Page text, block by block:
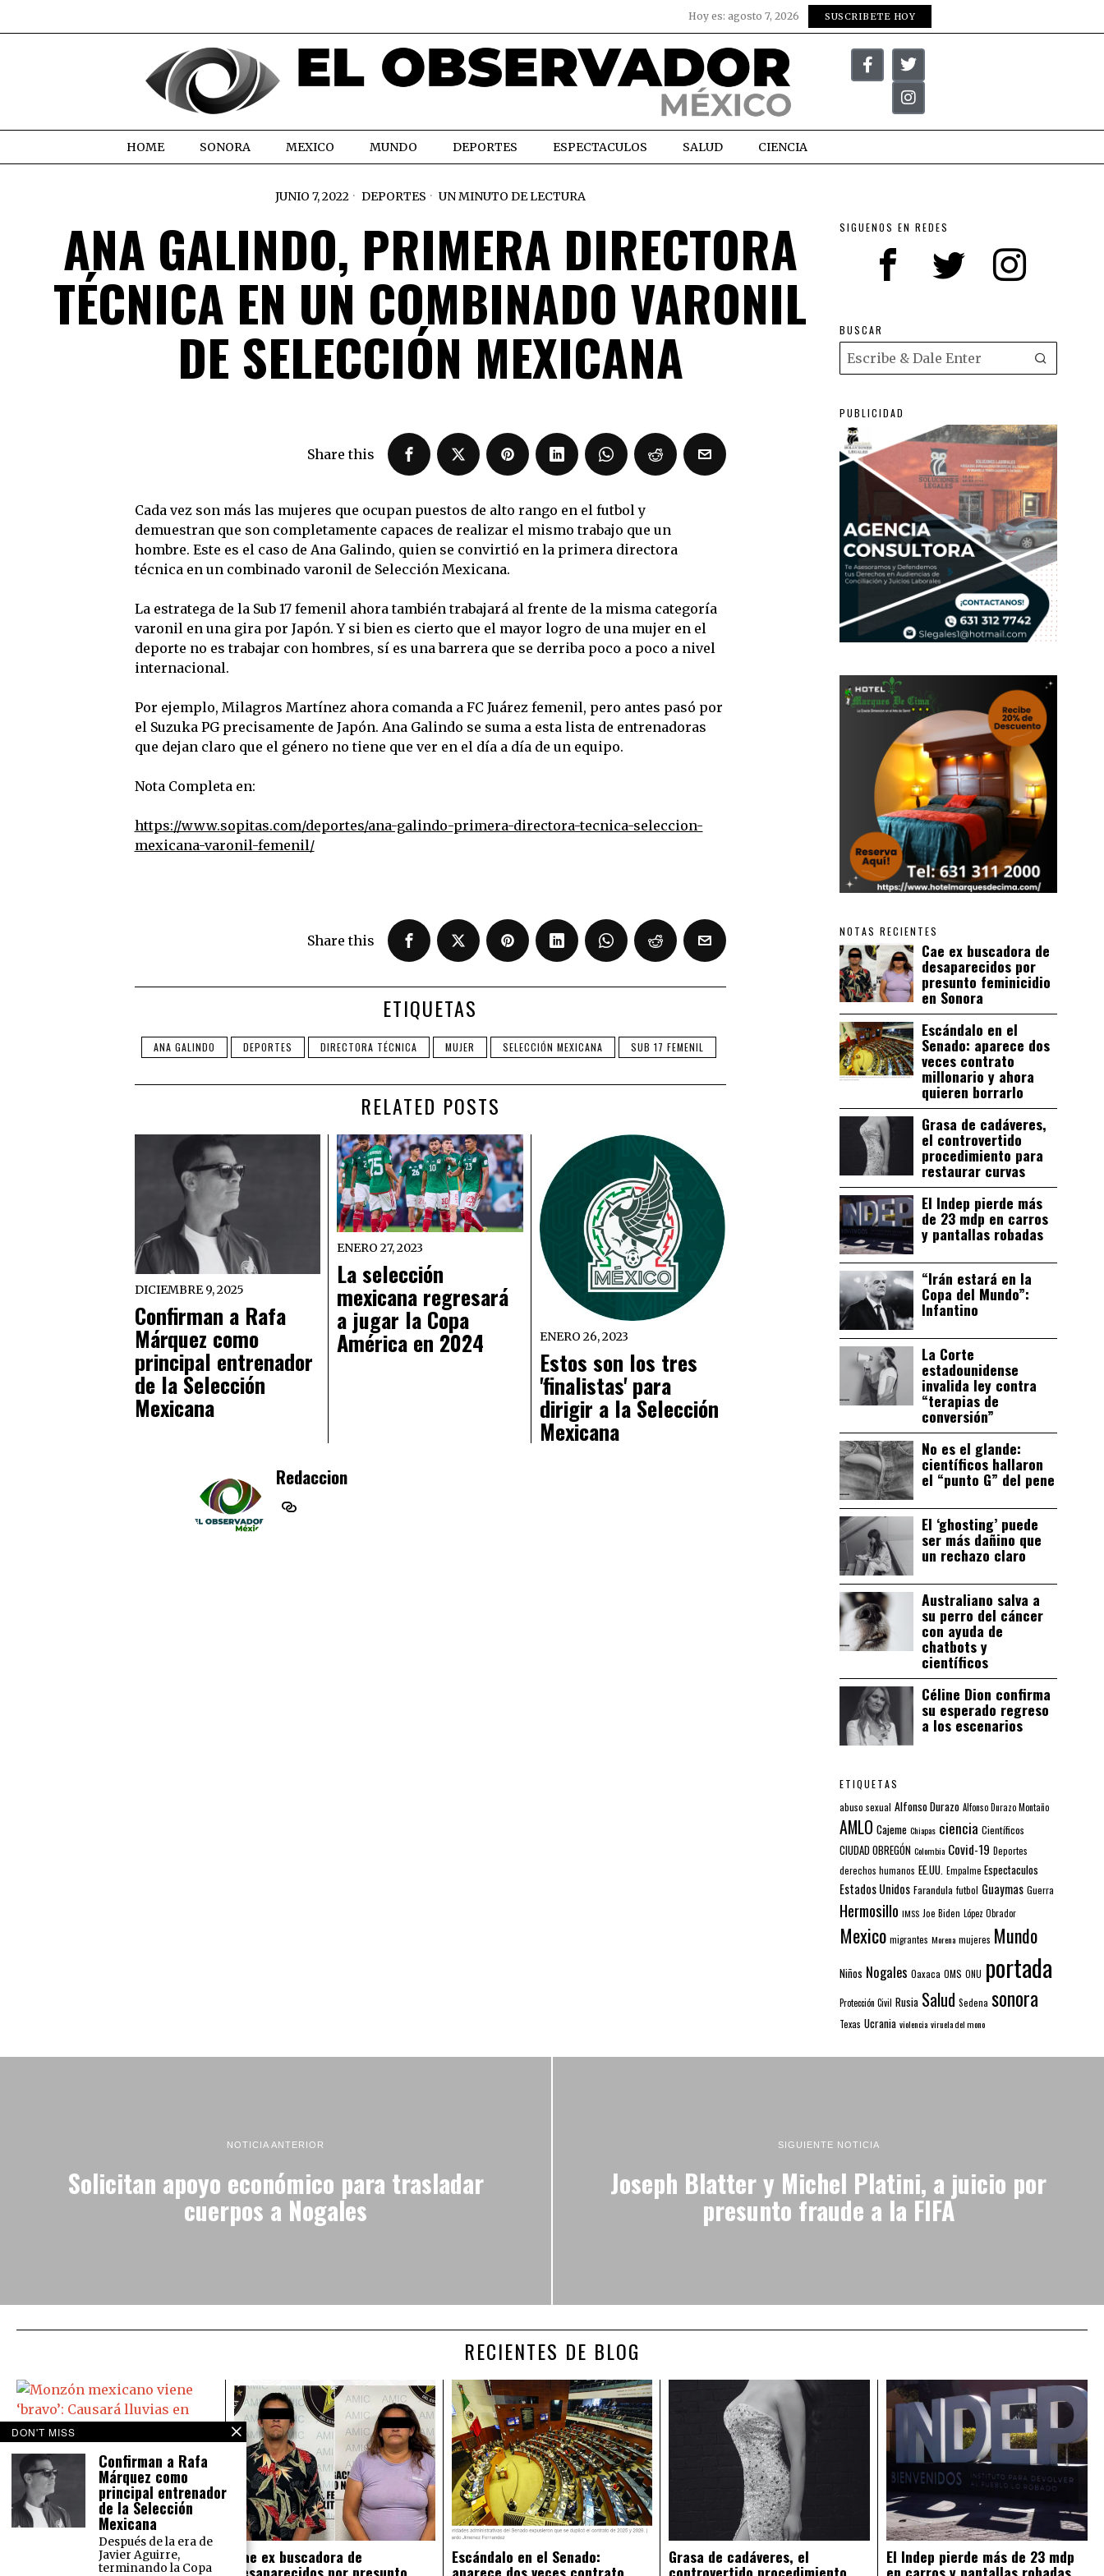
Hoy es: agosto 7, 2026 SUSCRIBETE HOY
HOME SONORA MEXICO MUNDO DEPORTES ESPECTACULOS SALUD CIENCIA
JUNIO 7, 2022 DEPORTES UN MINUTO DE LECTURA
ANA GALINDO, PRIMERA DIRECTORA
TÉCNICA EN UN COMBINADO VARONIL
DE SELECCIÓN MEXICANA
Share this
Cada vez son más las mujeres que ocupan puestos de alto rango en el futbol y
demuestran que son completamente capaces de realizar el mismo trabajo que un
hombre. Este es el caso de Ana Galindo, quien se convirtió en la primera directora
técnica en un combinado varonil de Selección Mexicana.
La estratega de la Sub 17 femenil ahora también trabajará al frente de la misma categoría
varonil en una gira por Japón. Y si bien es cierto que el mayor logro de una mujer en el
deporte no es trabajar con hombres, sí es una barrera que se derriba poco a poco a nivel
internacional.
Por ejemplo, Milagros Martínez ahora comanda a FC Juárez femenil, pero antes pasó por
el Suzuka PG precisamente de Japón. Ana Galindo se suma a esta lista de entrenadoras
que dejan claro que el género no tiene que ver en el día a día de un equipo.
Nota Completa en:
https://www.sopitas.com/deportes/ana-galindo-primera-directora-tecnica-seleccion-
mexicana-varonil-femenil/
Share this
ETIQUETAS
ANA GALINDO DEPORTES DIRECTORA TÉCNICA MUJER SELECCIÓN MEXICANA SUB 17 FEMENIL
RELATED POSTS
DICIEMBRE 9, 2025
Confirman a Rafa
Márquez como
principal entrenador
de la Selección
Mexicana
ENERO 27, 2023
La selección
mexicana regresará
a jugar la Copa
América en 2024 ENERO 26, 2023
Estos son los tres
'finalistas' para
dirigir a la Selección
Mexicana
Redaccion
SIGUENOS EN REDES
BUSCAR
PUBLICIDAD
NOTAS RECIENTES
Cae ex buscadora de
desaparecidos por
presunto feminicidio
en Sonora
Escándalo en el
Senado: aparece dos
veces contrato
millonario y ahora
quieren borrarlo
Grasa de cadáveres,
el controvertido
procedimiento para
restaurar curvas
El Indep pierde más
de 23 mdp en carros
y pantallas robadas
“Irán estará en la
Copa del Mundo”:
Infantino
La Corte
estadounidense
invalida ley contra
“terapias de
conversión”
No es el glande:
científicos hallaron
el “punto G” del pene
El ‘ghosting’ puede
ser más dañino que
un rechazo claro
Australiano salva a
su perro del cáncer
con ayuda de
chatbots y
científicos
Céline Dion confirma
su esperado regreso
a los escenarios
ETIQUETAS
abuso sexual Alfonso Durazo Alfonso Durazo Montaño
AMLO Cajeme Chiapas ciencia Científicos
CIUDAD OBREGÓN Colombia Covid-19 Deportes
derechos humanos EE.UU. Empalme Espectaculos
Estados Unidos Farandula futbol Guaymas Guerra
Hermosillo IMSS Joe Biden López Obrador
Mexico migrantes Morena mujeres Mundo
Niños Nogales Oaxaca OMS ONU portada
Protección Civil Rusia Salud Sedena sonora
Texas Ucrania violencia viruela del mono
NOTICIA ANTERIOR
Solicitan apoyo económico para trasladar
cuerpos a Nogales
SIGUIENTE NOTICIA
Joseph Blatter y Michel Platini, a juicio por
presunto fraude a la FIFA
RECIENTES DE BLOG
Monzón mexicano viene ‘bravo’:
Causará lluvias en todo México
El Servicio Meteorológico Nacional
prevé para este martes 16 de
agosto lluvias intensas en el norte
del país y lluvias muy fuertes en la
Cae ex buscadora de
desaparecidos por presunto
Escándalo en el Senado:
aparece dos veces contrato
Grasa de cadáveres, el
controvertido procedimiento
El Indep pierde más de 23 mdp
en carros y pantallas robadas
DON'T MISS
Confirman a Rafa
Márquez como
principal entrenador
de la Selección
Mexicana
Después de la era de
Javier Aguirre,
terminando la Copa